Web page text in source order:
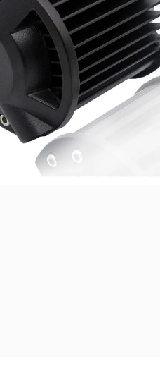
מהבהב כחול אדום
שונים
חלד